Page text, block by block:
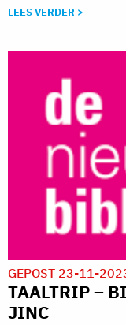
LEES VERDER >
GEPOST 23-11-
TAALTRIP –
JINC